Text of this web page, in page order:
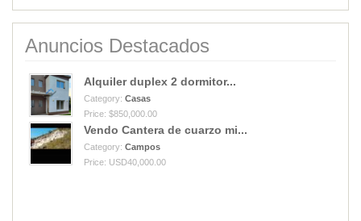
Anuncios Destacados
Alquiler duplex 2 dormitor...
Category: Casas
Price: $850,000.00
Vendo Cantera de cuarzo mi...
Category: Campos
Price: USD40,000.00